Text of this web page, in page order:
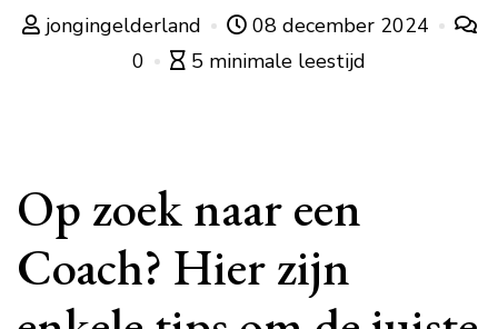
jongingelderland
08 december 2024
0
5 minimale leestijd
Op zoek naar een
Coach? Hier zijn